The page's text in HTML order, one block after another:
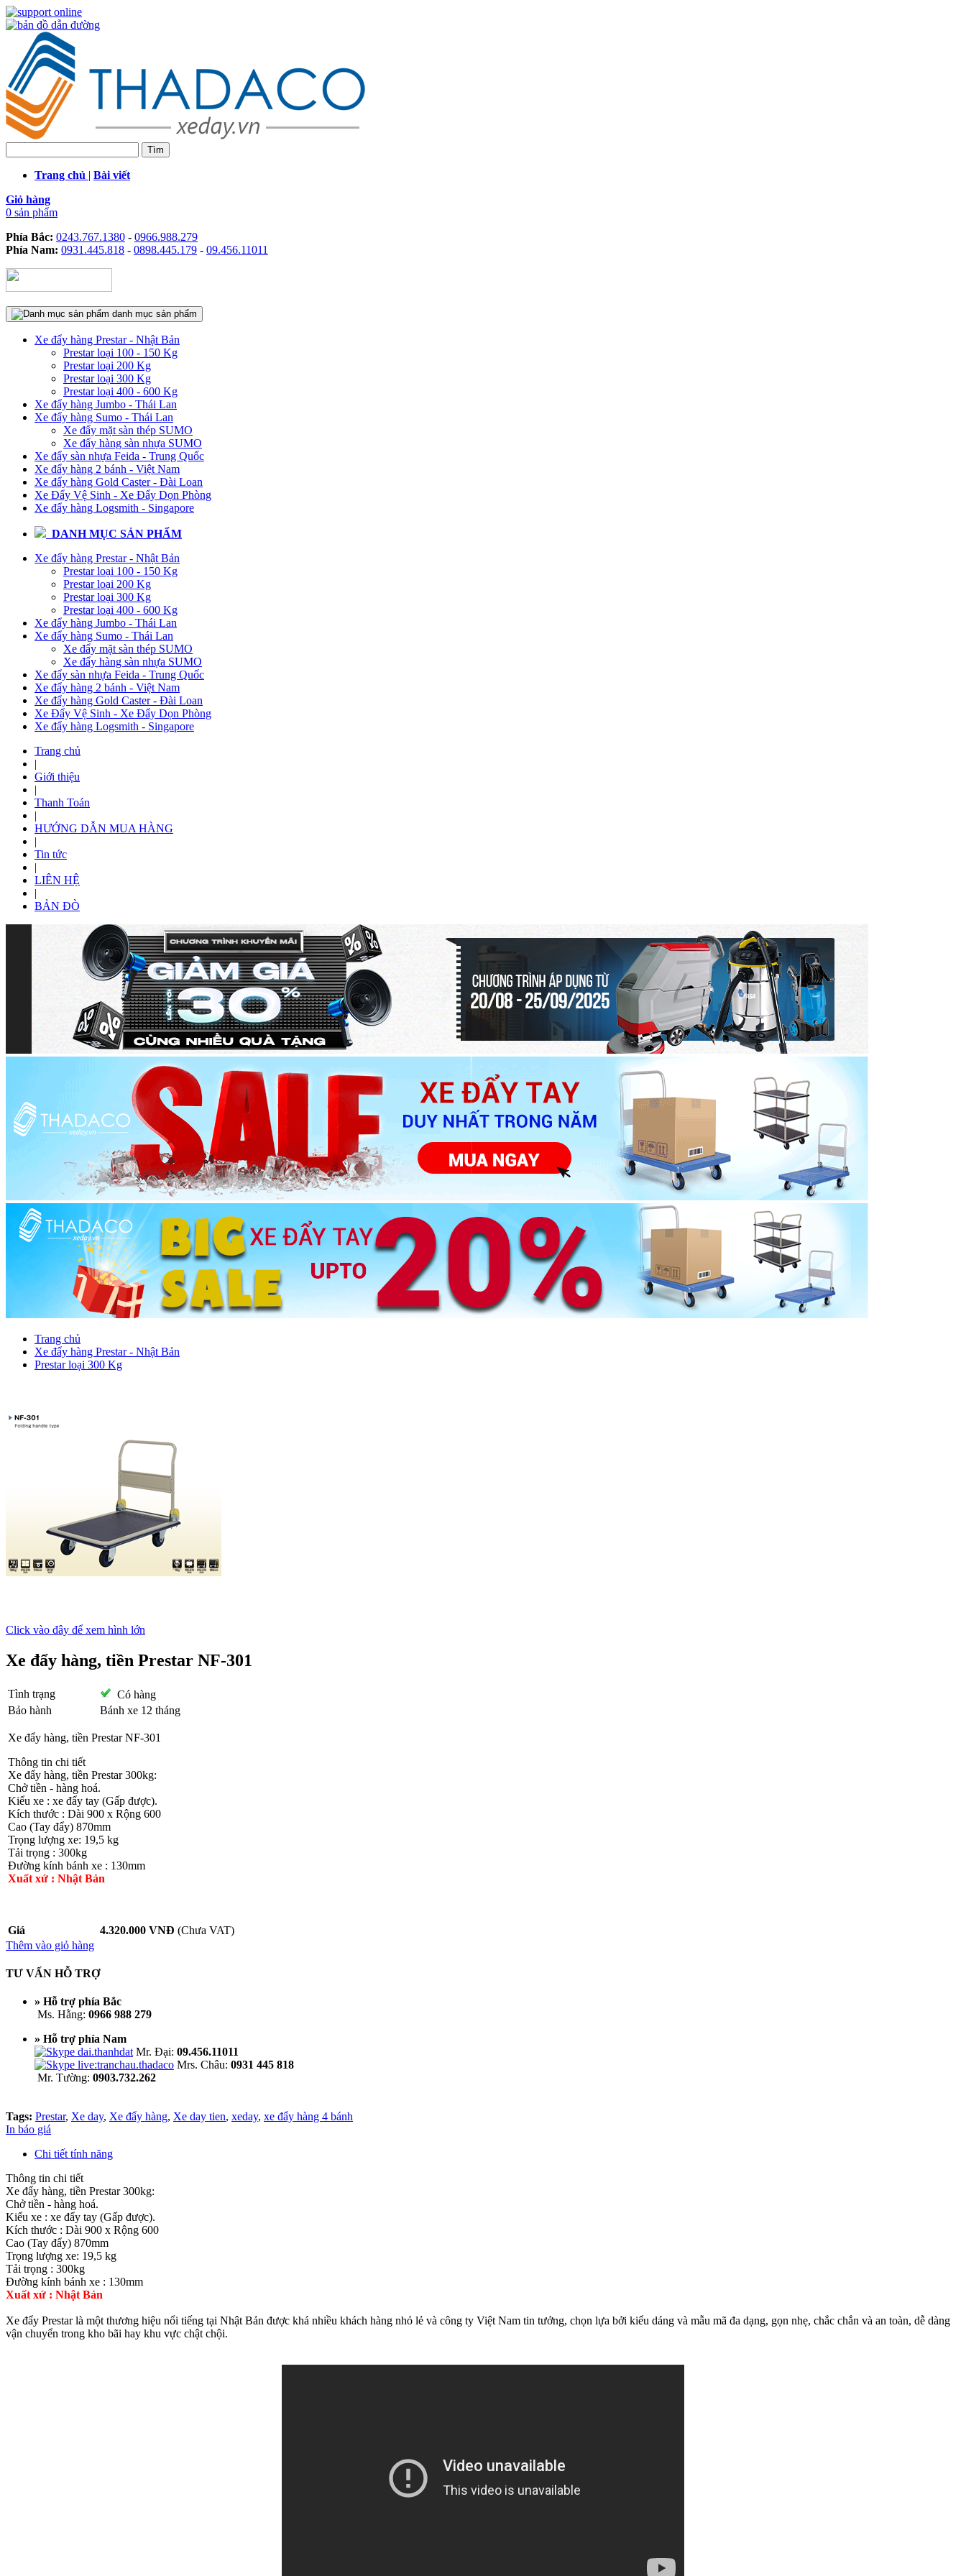
Trang chủ | Bài viết
Giỏ hàng
0 sản phẩm
Phía Bắc: 0243.767.1380 - 0966.988.279
Phía Nam: 0931.445.818 - 0898.445.179 - 09.456.11011
danh mục sản phẩm
Xe đẩy hàng Prestar - Nhật Bản
Prestar loại 100 - 150 Kg
Prestar loại 200 Kg
Prestar loại 300 Kg
Prestar loại 400 - 600 Kg
Xe đẩy hàng Jumbo - Thái Lan
Xe đẩy hàng Sumo - Thái Lan
Xe đẩy mặt sàn thép SUMO
Xe đẩy hàng sàn nhựa SUMO
Xe đẩy sàn nhựa Feida - Trung Quốc
Xe đẩy hàng 2 bánh - Việt Nam
Xe đẩy hàng Gold Caster - Đài Loan
Xe Đẩy Vệ Sinh - Xe Đẩy Dọn Phòng
Xe đẩy hàng Logsmith - Singapore
DANH MỤC SẢN PHẨM
Xe đẩy hàng Prestar - Nhật Bản
Prestar loại 100 - 150 Kg
Prestar loại 200 Kg
Prestar loại 300 Kg
Prestar loại 400 - 600 Kg
Xe đẩy hàng Jumbo - Thái Lan
Xe đẩy hàng Sumo - Thái Lan
Xe đẩy mặt sàn thép SUMO
Xe đẩy hàng sàn nhựa SUMO
Xe đẩy sàn nhựa Feida - Trung Quốc
Xe đẩy hàng 2 bánh - Việt Nam
Xe đẩy hàng Gold Caster - Đài Loan
Xe Đẩy Vệ Sinh - Xe Đẩy Dọn Phòng
Xe đẩy hàng Logsmith - Singapore
Trang chủ
|
Giới thiệu
|
Thanh Toán
|
HƯỚNG DẪN MUA HÀNG
|
Tin tức
|
LIÊN HỆ
|
BẢN ĐÒ
Trang chủ
Xe đẩy hàng Prestar - Nhật Bản
Prestar loại 300 Kg
Click vào đây để xem hình lớn
Xe đẩy hàng, tiền Prestar NF-301
Tình trạng
Có hàng
Bảo hành
Bánh xe 12 tháng
Xe đẩy hàng, tiền Prestar NF-301
Thông tin chi tiết
Xe đẩy hàng, tiền Prestar 300kg:
Chở tiền - hàng hoá.
Kiểu xe : xe đẩy tay (Gấp được).
Kích thước : Dài 900 x Rộng 600
Cao (Tay đẩy) 870mm
Trọng lượng xe: 19,5 kg
Tải trọng : 300kg
Đường kính bánh xe : 130mm
Xuất xứ : Nhật Bản
Giá 4.320.000 VNĐ (Chưa VAT)
Thêm vào giỏ hàng
TƯ VẤN HỖ TRỢ
» Hỗ trợ phía Bắc
Ms. Hằng: 0966 988 279
» Hỗ trợ phía Nam
Mr. Đại: 09.456.11011
Mrs. Châu: 0931 445 818
Mr. Tường: 0903.732.262
Tags: Prestar, Xe day, Xe đẩy hàng, Xe day tien, xeday, xe đẩy hàng 4 bánh
In báo giá
Chi tiết tính năng
Thông tin chi tiết
Xe đẩy hàng, tiền Prestar 300kg:
Chở tiền - hàng hoá.
Kiểu xe : xe đẩy tay (Gấp được).
Kích thước : Dài 900 x Rộng 600
Cao (Tay đẩy) 870mm
Trọng lượng xe: 19,5 kg
Tải trọng : 300kg
Đường kính bánh xe : 130mm
Xuất xứ : Nhật Bản
Xe đẩy Prestar là một thương hiệu nổi tiếng tại Nhật Bản được khá nhiều khách hàng nhỏ lẻ và công ty Việt Nam tin tưởng, chọn lựa bởi kiểu dáng và mẫu mã đa dạng, gọn nhẹ, chắc chắn và an toàn, dễ dàng
vận chuyển trong kho bãi hay khu vực chật chội.